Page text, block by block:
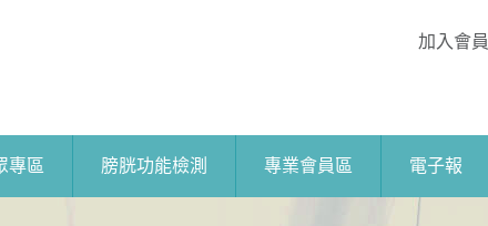
加入會員
專區 膀胱功能檢測 專業會員區 電子報